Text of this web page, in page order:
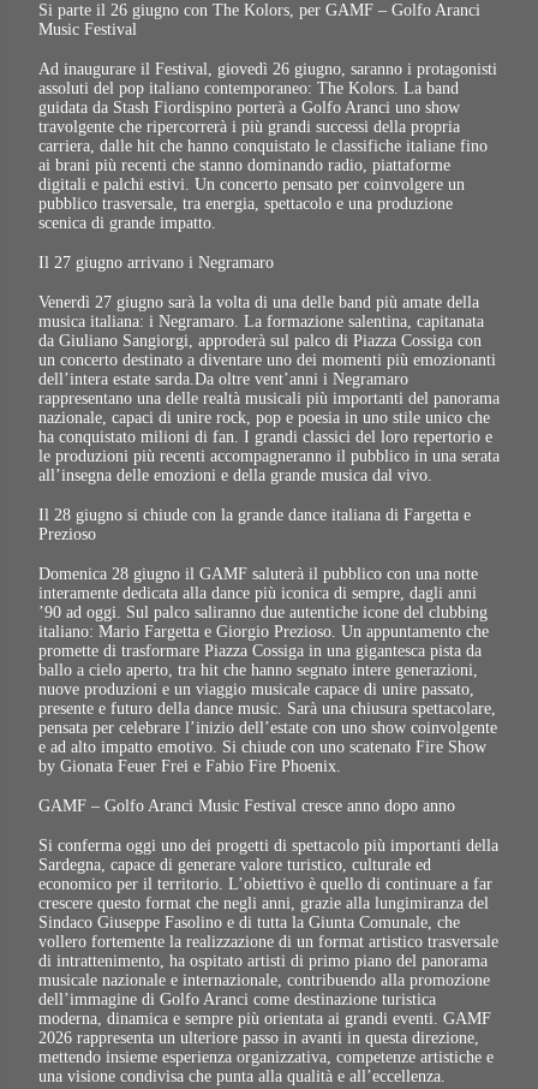
Si parte il 26 giugno con The Kolors, per GAMF – Golfo Aranci
Music Festival
Ad inaugurare il Festival, giovedì 26 giugno, saranno i protagonisti
assoluti del pop italiano contemporaneo: The Kolors. La band
guidata da Stash Fiordispino porterà a Golfo Aranci uno show
travolgente che ripercorrerà i più grandi successi della propria
carriera, dalle hit che hanno conquistato le classifiche italiane fino
ai brani più recenti che stanno dominando radio, piattaforme
digitali e palchi estivi. Un concerto pensato per coinvolgere un
pubblico trasversale, tra energia, spettacolo e una produzione
scenica di grande impatto.
Il 27 giugno arrivano i Negramaro
Venerdì 27 giugno sarà la volta di una delle band più amate della
musica italiana: i Negramaro. La formazione salentina, capitanata
da Giuliano Sangiorgi, approderà sul palco di Piazza Cossiga con
un concerto destinato a diventare uno dei momenti più emozionanti
dell’intera estate sarda.Da oltre vent’anni i Negramaro
rappresentano una delle realtà musicali più importanti del panorama
nazionale, capaci di unire rock, pop e poesia in uno stile unico che
ha conquistato milioni di fan. I grandi classici del loro repertorio e
le produzioni più recenti accompagneranno il pubblico in una serata
all’insegna delle emozioni e della grande musica dal vivo.
Il 28 giugno si chiude con la grande dance italiana di Fargetta e
Prezioso
Domenica 28 giugno il GAMF saluterà il pubblico con una notte
interamente dedicata alla dance più iconica di sempre, dagli anni
’90 ad oggi. Sul palco saliranno due autentiche icone del clubbing
italiano: Mario Fargetta e Giorgio Prezioso. Un appuntamento che
promette di trasformare Piazza Cossiga in una gigantesca pista da
ballo a cielo aperto, tra hit che hanno segnato intere generazioni,
nuove produzioni e un viaggio musicale capace di unire passato,
presente e futuro della dance music. Sarà una chiusura spettacolare,
pensata per celebrare l’inizio dell’estate con uno show coinvolgente
e ad alto impatto emotivo. Si chiude con uno scatenato Fire Show
by Gionata Feuer Frei e Fabio Fire Phoenix.
GAMF – Golfo Aranci Music Festival cresce anno dopo anno
Si conferma oggi uno dei progetti di spettacolo più importanti della
Sardegna, capace di generare valore turistico, culturale ed
economico per il territorio. L’obiettivo è quello di continuare a far
crescere questo format che negli anni, grazie alla lungimiranza del
Sindaco Giuseppe Fasolino e di tutta la Giunta Comunale, che
vollero fortemente la realizzazione di un format artistico trasversale
di intrattenimento, ha ospitato artisti di primo piano del panorama
musicale nazionale e internazionale, contribuendo alla promozione
dell’immagine di Golfo Aranci come destinazione turistica
moderna, dinamica e sempre più orientata ai grandi eventi. GAMF
2026 rappresenta un ulteriore passo in avanti in questa direzione,
mettendo insieme esperienza organizzativa, competenze artistiche e
una visione condivisa che punta alla qualità e all’eccellenza.